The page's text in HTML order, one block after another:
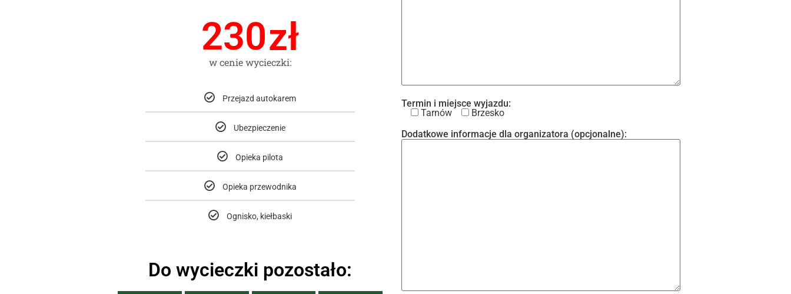
230zł
w cenie wycieczki:
Przejazd autokarem
Ubezpieczenie
Opieka pilota
Opieka przewodnika
Ognisko, kiełbaski
Do wycieczki pozostało:
Termin i miejsce wyjazdu:
Tarnów
Brzesko
Dodatkowe informacje dla organizatora (opcjonalne):